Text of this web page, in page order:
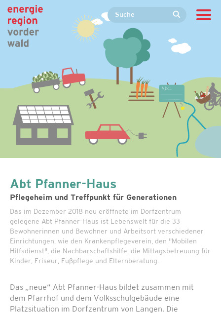
Abt Pfanner-Haus
Pflegeheim und Treffpunkt für Generationen
Das im Dezember 2018 neu eröffnete im Dorfzentrum
gelegene Abt Pfanner-Haus ist Lebenswelt für die 33
Bewohnerinnen und Bewohner und Arbeitsort verschiedener
Einrichtungen, wie den Krankenpflegeverein, den "Mobilen
Hilfsdienst", die Nachbarschaftshilfe, die Mittagsbetreuung für
Kinder, Friseur, Fußpflege und Elternberatung.
Das „neue“ Abt Pfanner-Haus bildet zusammen mit
dem Pfarrhof und dem Volksschulgebäude eine
Platzsituation im Dorfzentrum von Langen. Die